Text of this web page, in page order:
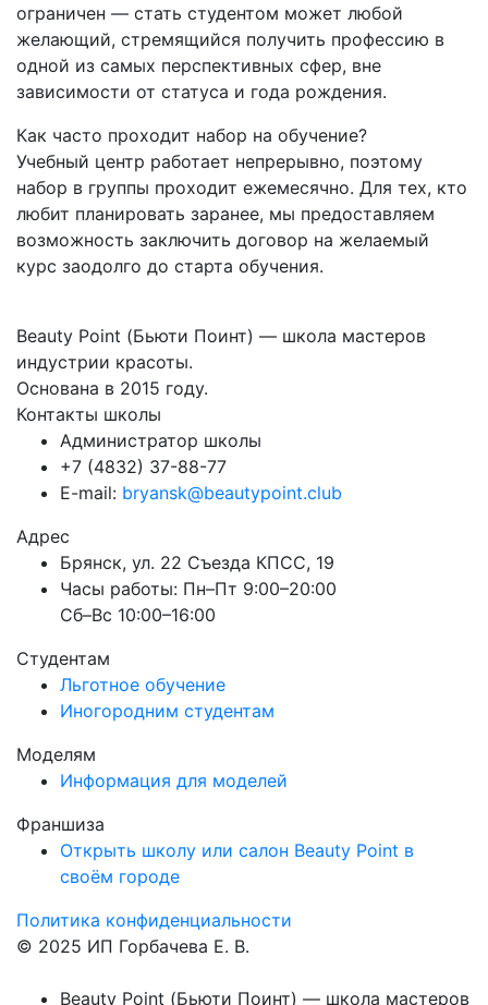
ограничен — стать студентом может любой
желающий, стремящийся получить профессию в
одной из самых перспективных сфер, вне
зависимости от статуса и года рождения.
Как часто проходит набор на обучение?
Учебный центр работает непрерывно, поэтому
набор в группы проходит ежемесячно. Для тех, кто
любит планировать заранее, мы предоставляем
возможность заключить договор на желаемый
курс заодолго до старта обучения.
Beauty Point (Бьюти Поинт) — школа мастеров
индустрии красоты.
Основана в 2015 году.
Контакты школы
Администратор школы
+7 (4832) 37-88-77
E-mail: bryansk@beautypoint.club
Адрес
Брянск, ул. 22 Съезда КПСС, 19
Часы работы: Пн–Пт 9:00–20:00
Сб–Вс 10:00–16:00
Студентам
Льготное обучение
Иногородним студентам
Моделям
Информация для моделей
Франшиза
Открыть школу или салон Beauty Point в
своём городе
Политика конфиденциальности
© 2025 ИП Горбачева Е. В.
Beauty Point (Бьюти Поинт) — школа мастеров